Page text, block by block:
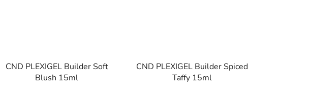
CND PLEXIGEL Builder Soft
Blush 15ml
CND PLEXIGEL Builder Spiced
Taffy 15ml